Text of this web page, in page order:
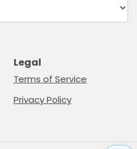
Legal
Terms of Service
Privacy Policy